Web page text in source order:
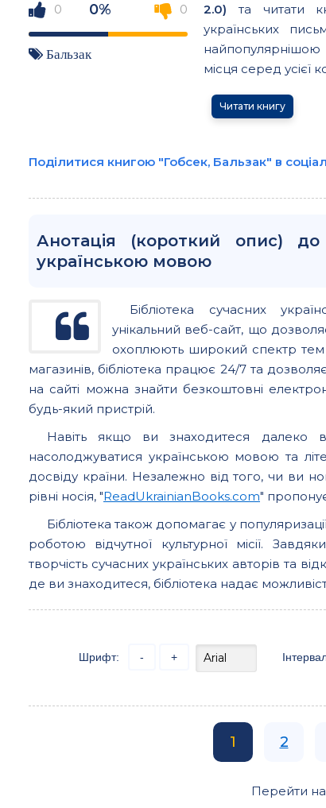
0 0% 0
Бальзак
2.0) та читати
українських
місця серед усієї
Читати книгу
Поділитися книгою "Гобсек, Бальзак" в
Анотація (короткий опис)
українською мовою
Бібліотека сучасних
унікальний веб-сайт, що
охоплюють широкий спектр тем
магазинів, бібліотека працює 24/7 та
на сайті можна знайти безкоштовні
будь-який пристрій.
Навіть якщо ви знаходитеся далеко
насолоджуватися українською мовою та
досвіду країни. Незалежно від того, чи ви
рівні носія, "ReadUkrainianBooks.com"
Бібліотека також допомагає у
роботою відчутної культурної місії.
творчість сучасних українських авторів та
де ви знаходитеся, бібліотека надає
Шрифт: - +
1 2
Перейти на